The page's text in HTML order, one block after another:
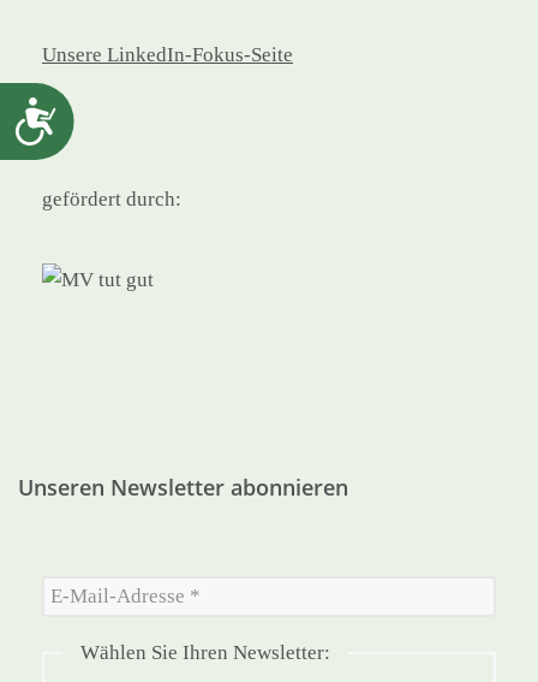
Barrierefreiheit
Unsere LinkedIn-Fokus-Seite
gefördert durch:
Unseren Newsletter abonnieren
Wählen Sie Ihren Newsletter: